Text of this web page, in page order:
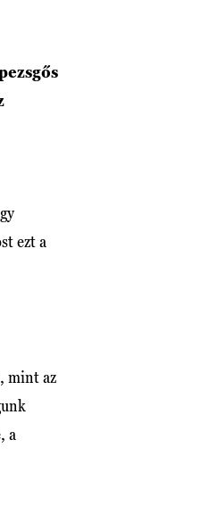
ezt a
mint az
a